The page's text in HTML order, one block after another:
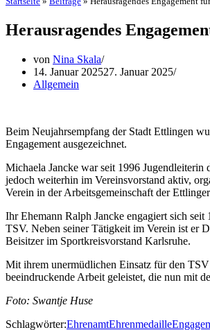
Herausragendes
von Nina Skala
14. Januar 202527. Januar 2025
Allgemein
Beim Neujahrsempfang der Stadt Ettlingen
Engagement ausgezeichnet.
Michaela Jancke war seit 1996
jedoch weiterhin im Vereinsvorstand aktiv,
Verein in der Arbeitsgemeinschaft der
Ihr Ehemann Ralph Jancke engagiert sich
TSV. Neben seiner Tätigkeit im Verein ist er
Beisitzer im Sportkreisvorstand Karlsruhe.
Mit ihrem unermüdlichen Einsatz für den
beeindruckende Arbeit geleistet, die nun mit
Foto: Swantje Huse
Schlagwörter:EhrenamtEhrenmedaille